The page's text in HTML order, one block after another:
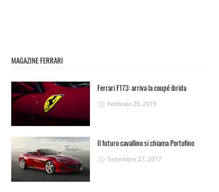
MAGAZINE FERRARI
Ferrari F173: arriva la coupé ibrida
Febbraio 26, 2019
Il futuro cavallino si chiama Portofino
Settembre 27, 2017